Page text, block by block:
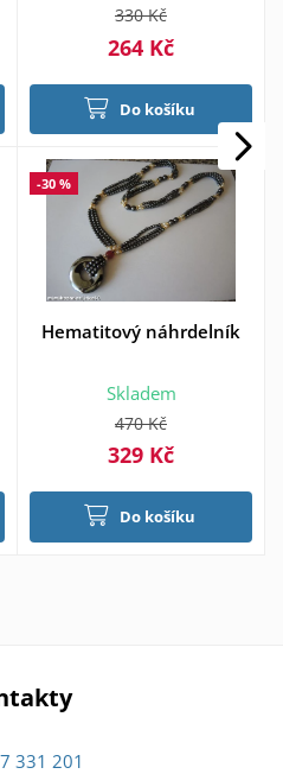
330 Kč
264 Kč
Do košíku
-30 %
Hematitový náhrdelník
Skladem
470 Kč
329 Kč
Do košíku
331 201